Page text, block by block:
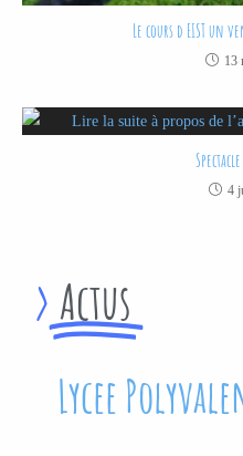
Le cours d EIST un
13
Spectacle
4
> Actus
Lycee